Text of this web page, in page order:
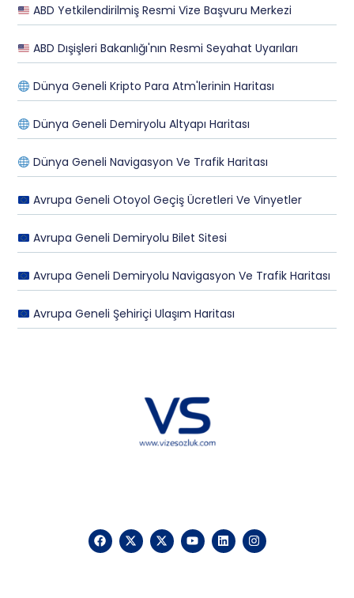
ABD Yetkilendirilmiş Resmi Vize Başvuru Merkezi
ABD Dışişleri Bakanlığı'nın Resmi Seyahat Uyarıları
Dünya Geneli Kripto Para Atm'lerinin Haritası
Dünya Geneli Demiryolu Altyapı Haritası
Dünya Geneli Navigasyon Ve Trafik Haritası
Avrupa Geneli Otoyol Geçiş Ücretleri Ve Vinyetler
Avrupa Geneli Demiryolu Bilet Sitesi
Avrupa Geneli Demiryolu Navigasyon Ve Trafik Haritası
Avrupa Geneli Şehiriçi Ulaşım Haritası